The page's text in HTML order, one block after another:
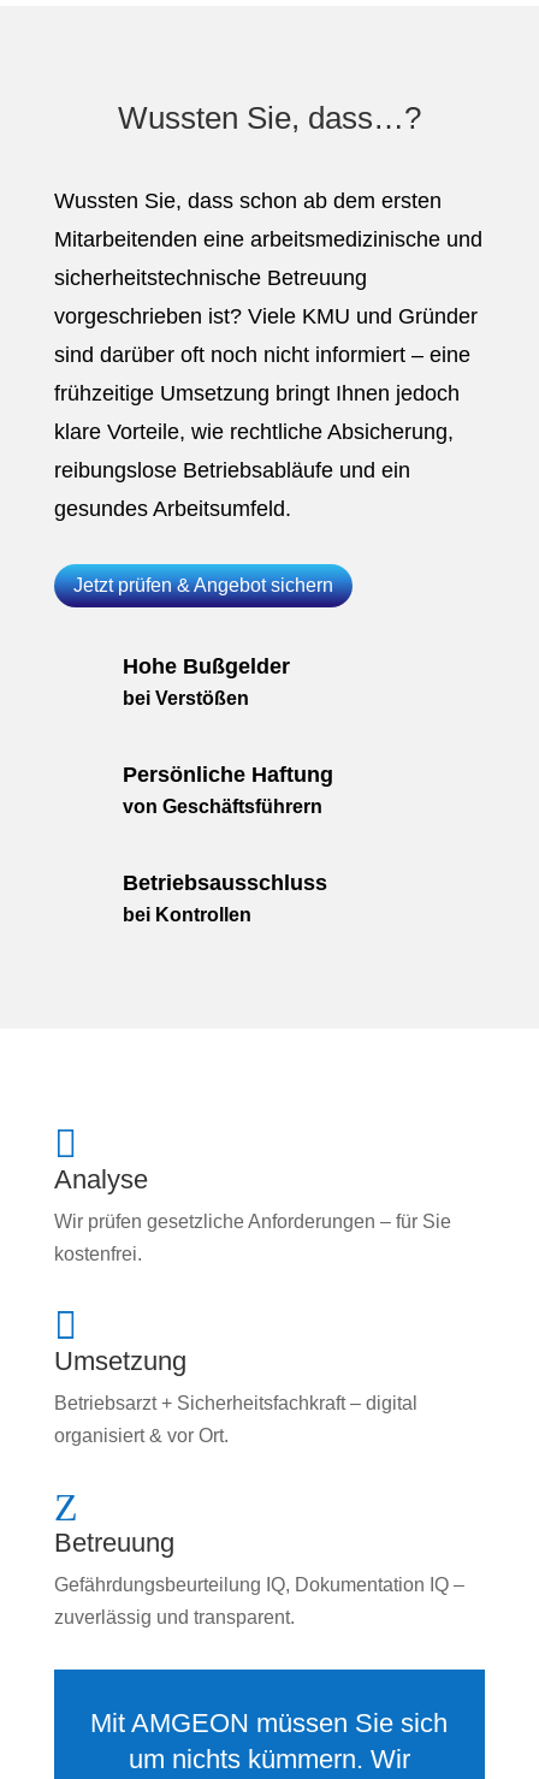
Wussten Sie, dass…?
Wussten Sie, dass schon ab dem ersten
Mitarbeitenden eine arbeitsmedizinische und
sicherheitstechnische Betreuung
vorgeschrieben ist? Viele KMU und Gründer
sind darüber oft noch nicht informiert – eine
frühzeitige Umsetzung bringt Ihnen jedoch
klare Vorteile, wie rechtliche Absicherung,
reibungslose Betriebsabläufe und ein
gesundes Arbeitsumfeld.
Jetzt prüfen & Angebot sichern
Hohe Bußgelder
bei Verstößen
Persönliche Haftung
von Geschäftsführern
Betriebsausschluss
bei Kontrollen

Analyse
Wir prüfen gesetzliche Anforderungen – für Sie
kostenfrei.

Umsetzung
Betriebsarzt + Sicherheitsfachkraft – digital
organisiert & vor Ort.
Z
Betreuung
Gefährdungsbeurteilung IQ, Dokumentation IQ –
zuverlässig und transparent.
Mit AMGEON müssen Sie sich
um nichts kümmern. Wir